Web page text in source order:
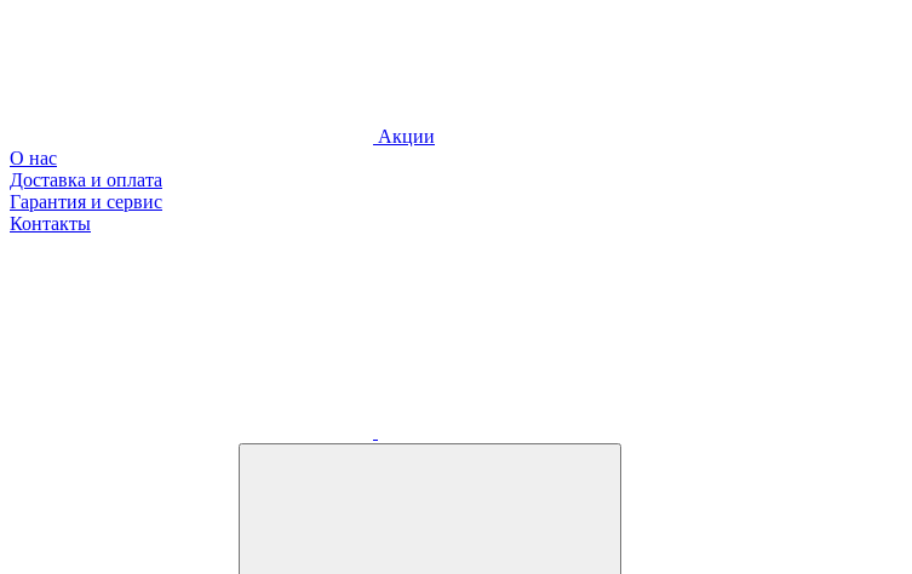
Акции
О нас
Доставка и оплата
Гарантия и сервис
Контакты